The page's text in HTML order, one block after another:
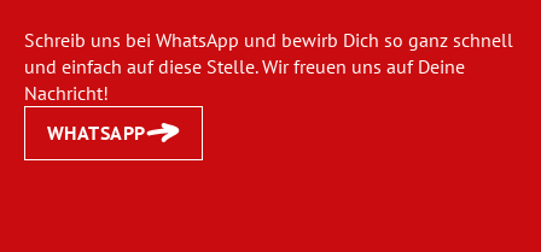
Schreib uns bei WhatsApp und bewirb Dich so ganz schnell
und einfach auf diese Stelle. Wir freuen uns auf Deine
Nachricht!
WHATSAPP